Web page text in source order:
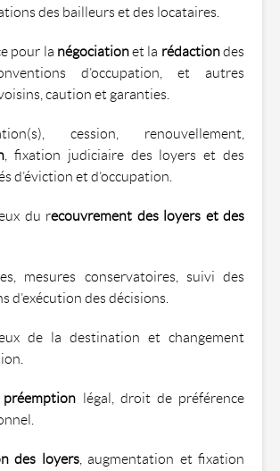
des bailleurs et des locataires.
pour la négociationet la rédactiondes
d’occupation, et autres
caution et garanties.
cession, renouvellement,
, fixation judiciaire des loyers et des
d’éviction et d’occupation.
du recouvrement des loyers et des
mesures conservatoires, suivi des
d’exécution des décisions.
de la destination et changement
légal, droit de préférence
des loyers, augmentation et fixation